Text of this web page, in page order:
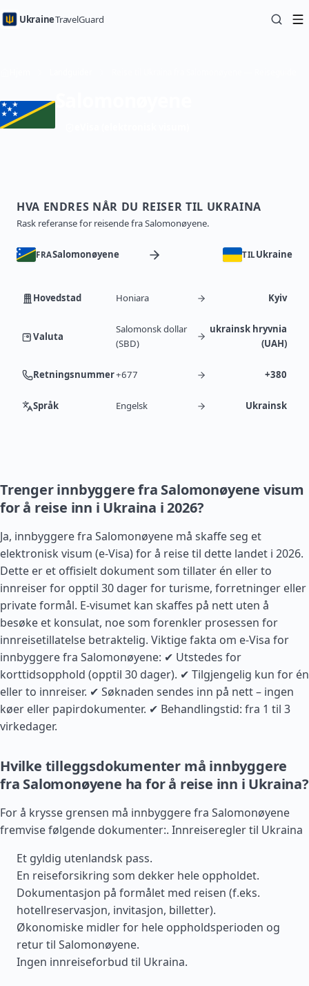
UkraineTravelGuard
HVA ENDRES NÅR DU REISER TIL UKRAINA
Rask referanse for reisende fra Salomonøyene.
FRASalomonøyene TIL Ukraine
Hovedstad Honiara Kyiv
Valuta
Salomonsk dollar
(SBD)
ukrainsk hryvnia
(UAH)
Retningsnummer+677 +380
Språk Engelsk Ukrainsk
Trenger innbyggere fra Salomonøyene visum
for å reise inn i Ukraina i 2026?
Ja, innbyggere fra Salomonøyene må skaffe seg et
elektronisk visum (e-Visa) for å reise til dette landet i 2026.
Dette er et offisielt dokument som tillater én eller to
innreiser for opptil 30 dager for turisme, forretninger eller
private formål. E-visumet kan skaffes på nett uten å
besøke et konsulat, noe som forenkler prosessen for
innreisetillatelse betraktelig. Viktige fakta om e-Visa for
innbyggere fra Salomonøyene: ✔ Utstedes for
korttidsopphold (opptil 30 dager). ✔ Tilgjengelig kun for én
eller to innreiser. ✔ Søknaden sendes inn på nett – ingen
køer eller papirdokumenter. ✔ Behandlingstid: fra 1 til 3
virkedager.
Hvilke tilleggsdokumenter må innbyggere
fra Salomonøyene ha for å reise inn i Ukraina?
For å krysse grensen må innbyggere fra Salomonøyene
fremvise følgende dokumenter:. Innreiseregler til Ukraina
Et gyldig utenlandsk pass.
En reiseforsikring som dekker hele oppholdet.
Dokumentasjon på formålet med reisen (f.eks.
hotellreservasjon, invitasjon, billetter).
Økonomiske midler for hele oppholdsperioden og
retur til Salomonøyene.
Ingen innreiseforbud til Ukraina.